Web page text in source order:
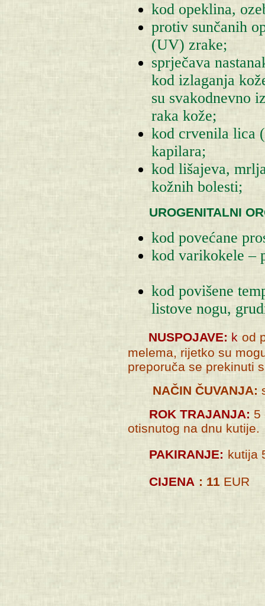
kod opeklina,
protiv sunčanih
(UV) zrake;
sprječava
kod izlaganja
su svakodnevno
raka kože;
kod crvenila lica
kapilara;
kod lišajeva,
kožnih bolesti;
UROGENITALNI
kod povećane
kod varikokele –
kod povišene
listove nogu,
NUSPOJAVE: k od
melema, rijetko su
preporuča se prekinuti
NAČIN ČUVANJA:
ROK TRAJANJA: 5
otisnutog na dnu kutije.
PAKIRANJE: kutija
CIJENA : 11 EUR